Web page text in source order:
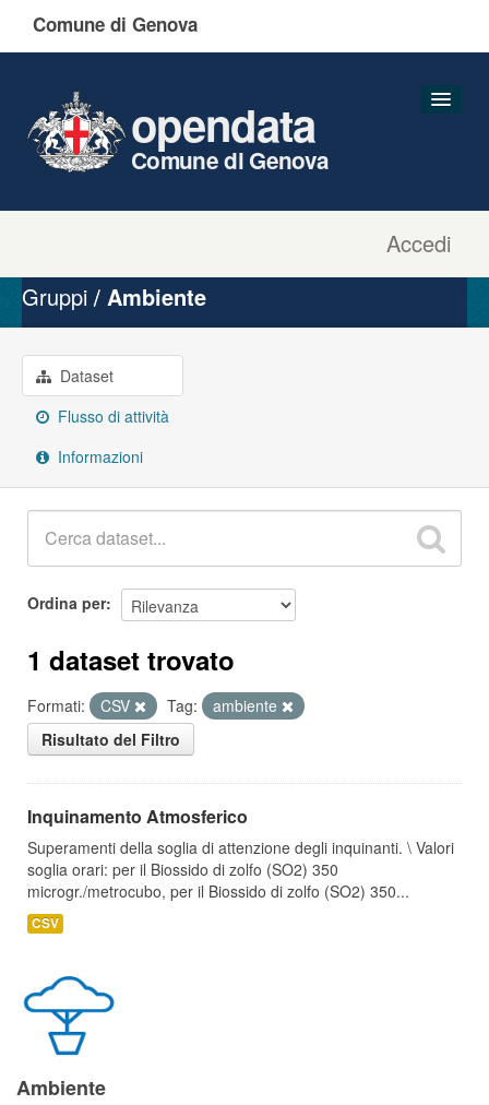
Comune di Genova
Accedi
opendata
Comune di Genova
Organizzazioni
Gruppi
Informazioni
Gruppi Ambiente
Dataset
Flusso di attività
Informazioni
Ordina per
1 dataset trovato
Formati: CSV Tag:
ambiente
Risultato del Filtro
Inquinamento Atmosferico
Superamenti della soglia di attenzione degli inquinanti. \ Valori
soglia orari: per il Biossido di zolfo (SO2) 350
microgr./metrocubo, per il Biossido di zolfo (SO2) 350...
CSV
Ambiente